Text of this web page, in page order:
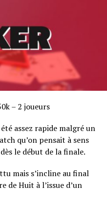
saison 2 démarre !
– 2 joueurs
assez rapide malgré un
qu’on pensait à sens
le début de la finale.
mais s’incline au final
de Huit à l’issue d’un